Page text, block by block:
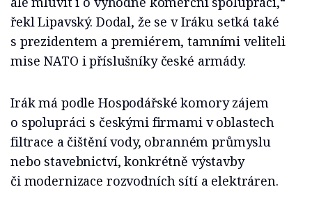
řekl Lipavský. Dodal, že se v Iráku setká také
s prezidentem a premiérem, tamními veliteli
mise NATO i příslušníky české armády.
Irák má podle Hospodářské komory zájem
o spolupráci s českými firmami v oblastech
filtrace a čištění vody, obranném průmyslu
nebo stavebnictví, konkrétně výstavby
či modernizace rozvodních sítí a elektráren.